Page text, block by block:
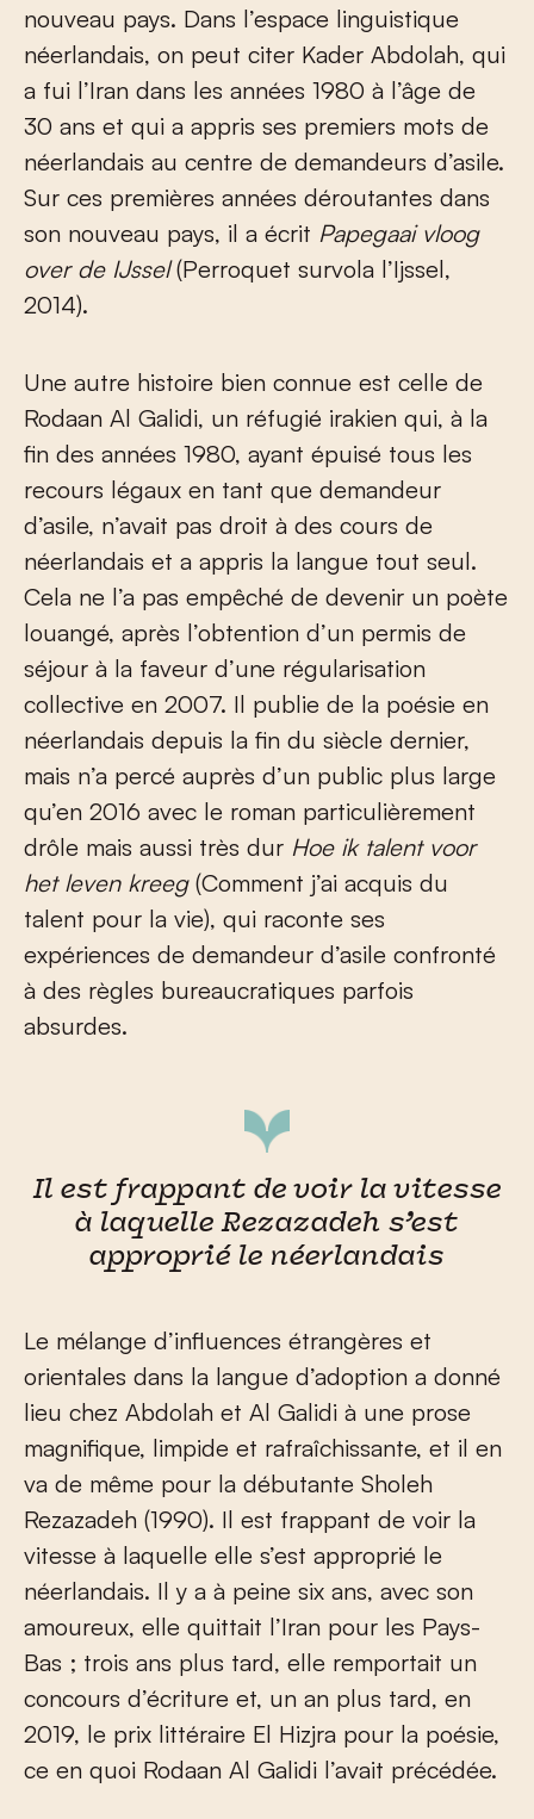
nouveau pays. Dans l’espace linguistique
néerlandais, on peut citer Kader Abdolah, qui
a fui l’Iran dans les années 1980 à l’âge de
30 ans et qui a appris ses premiers mots de
néerlandais au centre de demandeurs d’asile.
Sur ces premières années déroutantes dans
son nouveau pays, il a écrit Papegaai vloog
over de IJssel(Perroquet survola l’Ijssel,
2014).
Une autre histoire bien connue est celle de
Rodaan Al Galidi, un réfugié irakien qui, à la
fin des années 1980, ayant épuisé tous les
recours légaux en tant que demandeur
d’asile, n’avait pas droit à des cours de
néerlandais et a appris la langue tout seul.
Cela ne l’a pas empêché de devenir un poète
louangé, après l’obtention d’un permis de
séjour à la faveur d’une régularisation
collective en 2007. Il publie de la poésie en
néerlandais depuis la fin du siècle dernier,
mais n’a percé auprès d’un public plus large
qu’en 2016 avec le roman particulièrement
drôle mais aussi très dur Hoe ik talent voor
het leven kreeg(Comment j’ai acquis du
talent pour la vie), qui raconte ses
expériences de demandeur d’asile confronté
à des règles bureaucratiques parfois
absurdes.
Il est frappant de voir la vitesse
à laquelle Rezazadeh s’est
approprié le néerlandais
Le mélange d’influences étrangères et
orientales dans la langue d’adoption a donné
lieu chez Abdolah et Al Galidi à une prose
magnifique, limpide et rafraîchissante, et il en
va de même pour la débutante Sholeh
Rezazadeh (1990). Il est frappant de voir la
vitesse à laquelle elle s’est approprié le
néerlandais. Il y a à peine six ans, avec son
amoureux, elle quittait l’Iran pour les Pays-
Bas ; trois ans plus tard, elle remportait un
concours d’écriture et, un an plus tard, en
2019, le prix littéraire El Hizjra pour la poésie,
ce en quoi Rodaan Al Galidi l’avait précédée.